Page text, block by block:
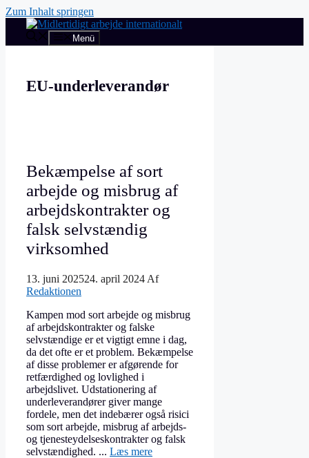
Zum Inhalt springen
Menü
EU-underleverandør
Bekæmpelse af sort
arbejde og misbrug af
arbejdskontrakter og
falsk selvstændig
virksomhed
13. juni 202524. april 2024 Af
Redaktionen
Kampen mod sort arbejde og misbrug
af arbejdskontrakter og falske
selvstændige er et vigtigt emne i dag,
da det ofte er et problem. Bekæmpelse
af disse problemer er afgørende for
retfærdighed og lovlighed i
arbejdslivet. Udstationering af
underleverandører giver mange
fordele, men det indebærer også risici
som sort arbejde, misbrug af arbejds-
og tjenesteydelseskontrakter og falsk
selvstændighed. ... Læs mere